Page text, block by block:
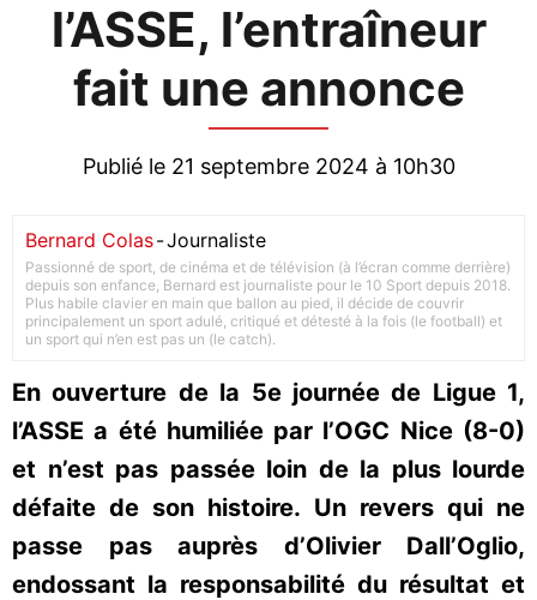
l’ASSE, l’entraîneur
fait une annonce
Publié le 21 septembre 2024 à 10h30
Bernard Colas-Journaliste
Passionné de sport, de cinéma et de télévision (à l’écran comme derrière)
depuis son enfance, Bernard est journaliste pour le 10 Sport depuis 2018.
Plus habile clavier en main que ballon au pied, il décide de couvrir
principalement un sport adulé, critiqué et détesté à la fois (le football) et
un sport qui n’en est pas un (le catch).
En ouverture de la 5e journée de Ligue 1,
l’ASSE a été humiliée par l’OGC Nice (8-0)
et n’est pas passée loin de la plus lourde
défaite de son histoire. Un revers qui ne
passe pas auprès d’Olivier Dall’Oglio,
endossant la responsabilité du résultat et